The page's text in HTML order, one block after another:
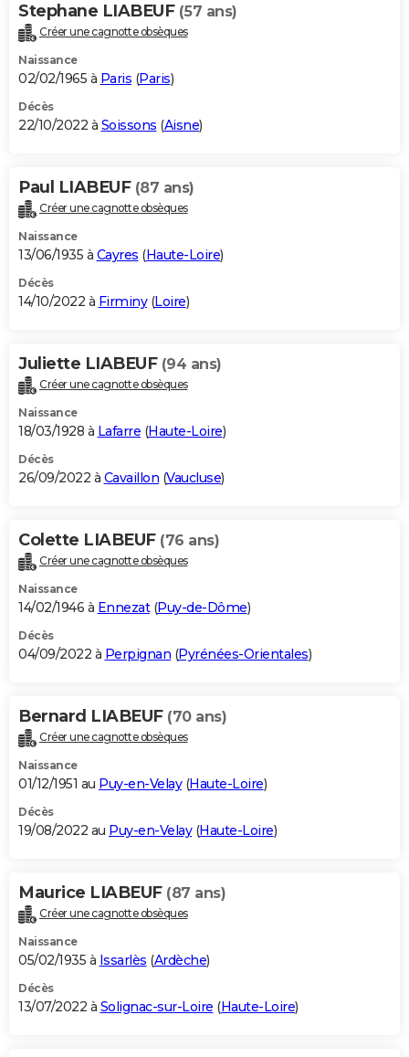
Stephane LIABEUF (57 ans)
Créer une cagnotte obsèques
Naissance
02/02/1965 à Paris (Paris)
Décès
22/10/2022 à Soissons (Aisne)
Paul LIABEUF (87 ans)
Créer une cagnotte obsèques
Naissance
13/06/1935 à Cayres (Haute-Loire)
Décès
14/10/2022 à Firminy(Loire)
Juliette LIABEUF (94 ans)
Créer une cagnotte obsèques
Naissance
18/03/1928 à Lafarre (Haute-Loire)
Décès
26/09/2022 à Cavaillon (Vaucluse)
Colette LIABEUF (76 ans)
Créer une cagnotte obsèques
Naissance
14/02/1946 à Ennezat(Puy-de-Dôme)
Décès
04/09/2022 à Perpignan (Pyrénées-Orientales)
Bernard LIABEUF (70 ans)
Créer une cagnotte obsèques
Naissance
01/12/1951 au Puy-en-Velay(Haute-Loire)
Décès
19/08/2022 au Puy-en-Velay(Haute-Loire)
Maurice LIABEUF (87 ans)
Créer une cagnotte obsèques
Naissance
05/02/1935 à Issarlès (Ardèche)
Décès
13/07/2022 à Solignac-sur-Loire (Haute-Loire)